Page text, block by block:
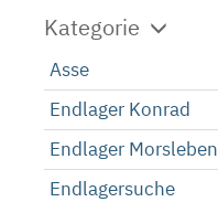
Kategorie
Asse
Endlager Konrad
Endlager Morsleben
Endlagersuche